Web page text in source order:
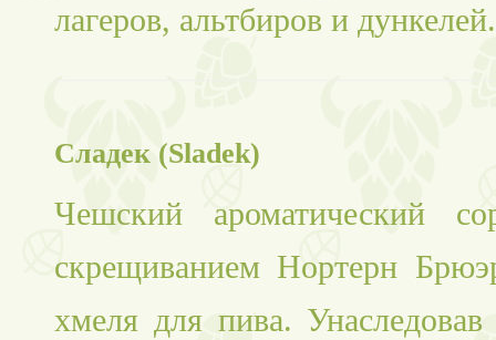
лагеров, альтбиров и дункелей.
Сладек (Sladek)
Чешский ароматический
скрещиванием Нортерн
хмеля для пива.